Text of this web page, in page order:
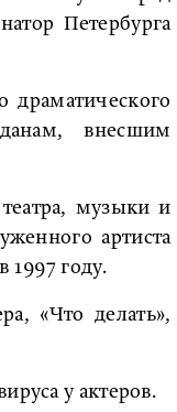
Петербурга
драматического
внесшим
музыки и
артиста
1997 году.
«Что делать»,
у актеров.